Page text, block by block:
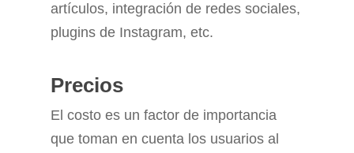
artículos, integración de redes sociales,
plugins de Instagram, etc.
Precios
El costo es un factor de importancia
que toman en cuenta los usuarios al